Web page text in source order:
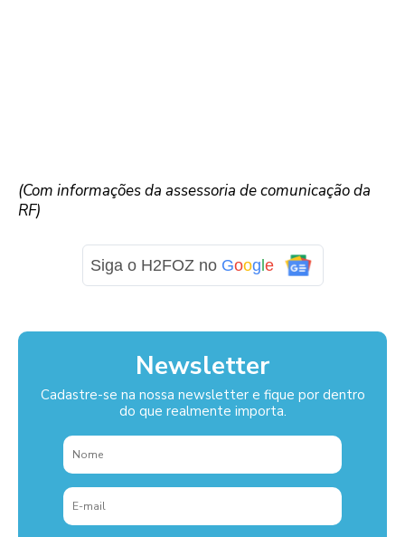
(Com informações da assessoria de comunicação da
RF)
Siga o H2FOZ no Google
Newsletter
Cadastre-se na nossa newsletter e fique por dentro
do que realmente importa.